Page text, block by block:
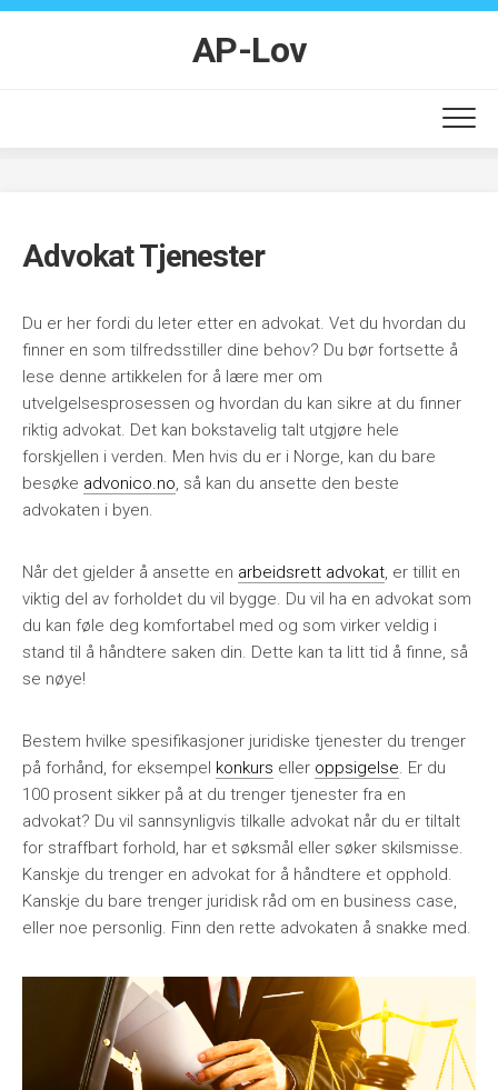
Skip
AP-Lov
Advokat Tjenester
Du er her fordi du leter etter en advokat. Vet du hvordan du
finner en som tilfredsstiller dine behov? Du bør fortsette å
lese denne artikkelen for å lære mer om
utvelgelsesprosessen og hvordan du kan sikre at du finner
riktig advokat. Det kan bokstavelig talt utgjøre hele
forskjellen i verden. Men hvis du er i Norge, kan du bare
besøke advonico.no, så kan du ansette den beste
advokaten i byen.
Når det gjelder å ansette en arbeidsrett advokat, er tillit en
viktig del av forholdet du vil bygge. Du vil ha en advokat som
du kan føle deg komfortabel med og som virker veldig i
stand til å håndtere saken din. Dette kan ta litt tid å finne, så
se nøye!
Bestem hvilke spesifikasjoner juridiske tjenester du trenger
på forhånd, for eksempel konkurs eller oppsigelse. Er du
100 prosent sikker på at du trenger tjenester fra en
advokat? Du vil sannsynligvis tilkalle advokat når du er tiltalt
for straffbart forhold, har et søksmål eller søker skilsmisse.
Kanskje du trenger en advokat for å håndtere et opphold.
Kanskje du bare trenger juridisk råd om en business case,
eller noe personlig. Finn den rette advokaten å snakke med.